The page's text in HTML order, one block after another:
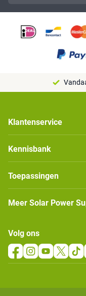
Klantenservice
Kennisbank
Toepassingen
Meer Solar Power
Volg ons